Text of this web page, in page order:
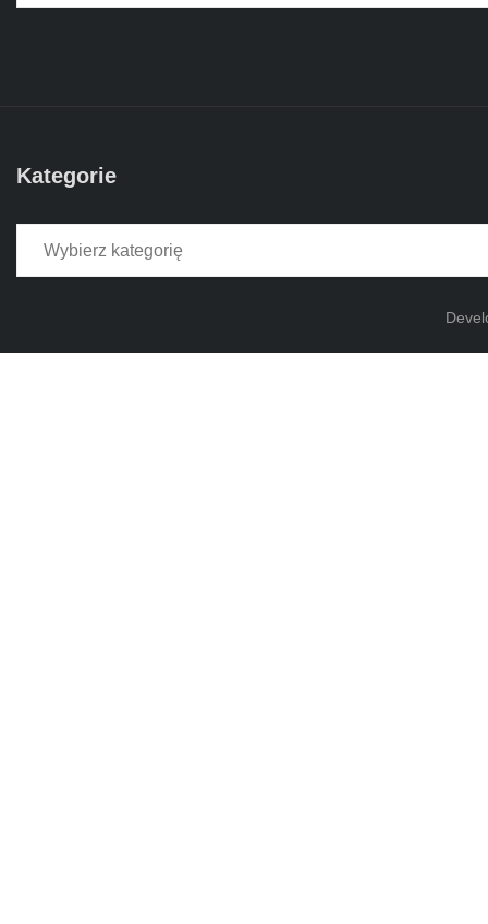
Kategorie
Kategorie